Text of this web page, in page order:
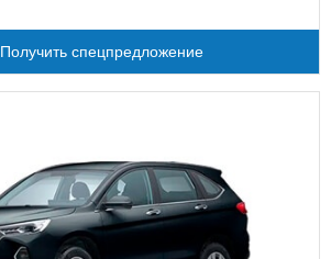
Получить спецпредложение